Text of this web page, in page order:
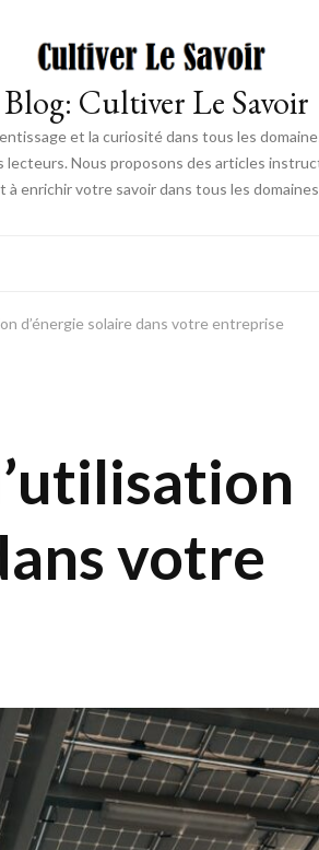
Blog: Cultiver Le Savoir
et la curiosité dans tous les
Nous proposons des articles
à enrichir votre savoir dans tous les
d’énergie solaire dans votre entreprise
votre